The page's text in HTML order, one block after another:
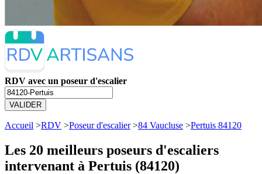
RDV avec un poseur d'escalier
VALIDER
Accueil >RDV >Poseur d'escalier>84 Vaucluse >Pertuis 84120
Les 20 meilleurs poseurs d'escaliers
intervenant à Pertuis (84120)